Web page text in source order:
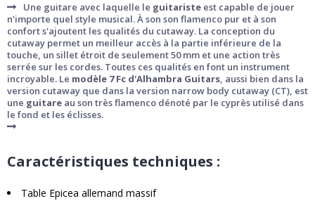
Une guitare avec laquelle le guitariste est capable de jouer
n'importe quel style musical. À son son flamenco pur et à son
confort s'ajoutent les qualités du cutaway. La conception du
cutaway permet un meilleur accès à la partie inférieure de la
touche, un sillet étroit de seulement 50 mm et une action très
serrée sur les cordes. Toutes ces qualités en font un instrument
incroyable. Le modèle 7 Fc d'Alhambra Guitars, aussi bien dans la
version cutaway que dans la version narrow body cutaway (CT), est
une guitare au son très flamenco dénoté par le cyprès utilisé dans
le fond et les éclisses.
Caractéristiques techniques :
Table Epicea allemand massif